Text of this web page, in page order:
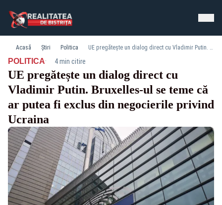
Acasă Știri Politica UE pregătește un dialog direct cu Vladimir Putin. Bruxelles-ul se teme că ar putea fi exclus din negocierile privind Ucraina
POLITICA· 4 min citire
UE pregătește un dialog direct cu
Vladimir Putin. Bruxelles-ul se teme că
ar putea fi exclus din negocierile privind
Ucraina